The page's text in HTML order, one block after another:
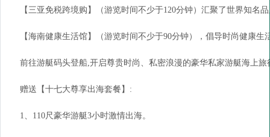
【三亚免税跨境购】（游览时间不少于120分钟）汇聚了世界知
【海南健康生活馆】（游览时间不少于90分钟），倡导时尚健康
前往游艇码头登船,开启尊贵时尚、私密浪漫的豪华私家游艇海上旅
赠送【十七大尊享出海套餐】:
1、110尺豪华游艇3小时激情出海。